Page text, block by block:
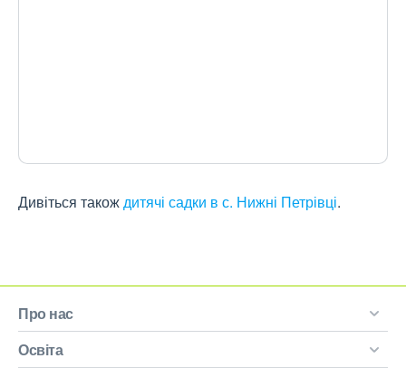
Дивіться такождитячі садки в с. Нижні Петрівці.
Про нас
Освіта